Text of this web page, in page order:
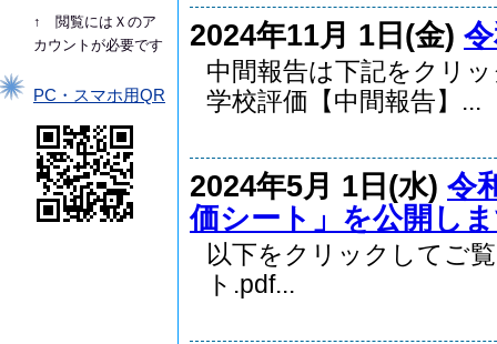
↑ 閲覧にはＸのア
カウントが必要です
PC・スマホ用QR
2024年11月 1日(金)
中間報告は下記をク
学校評価【中間報告】...
2024年5月 1日(水) 令
価シート」を公開し
以下をクリックしてご
ト.pdf...